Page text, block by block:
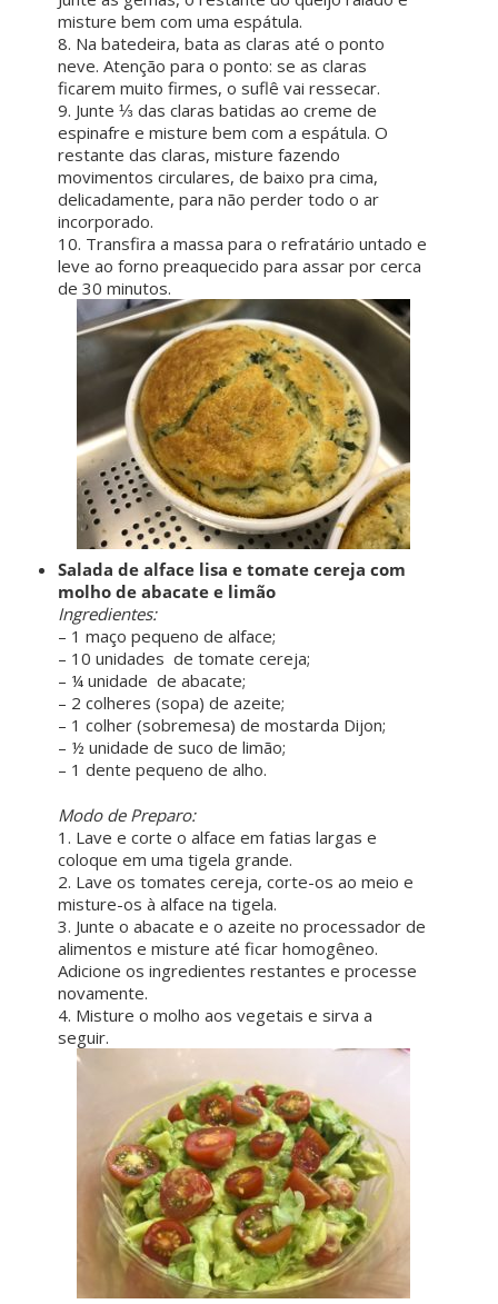
misture bem com uma espátula.
8. Na batedeira, bata as claras até o ponto
neve. Atenção para o ponto: se as claras
ficarem muito firmes, o suflê vai ressecar.
9. Junte ⅓ das claras batidas ao creme de
espinafre e misture bem com a espátula. O
restante das claras, misture fazendo
movimentos circulares, de baixo pra cima,
delicadamente, para não perder todo o ar
incorporado.
10. Transfira a massa para o refratário untado e
leve ao forno preaquecido para assar por cerca
de 30 minutos.
Salada de alface lisa e tomate cereja com
molho de abacate e limão
Ingredientes:
– 1 maço pequeno de alface;
– 10 unidades de tomate cereja;
– ¼ unidade de abacate;
– 2 colheres (sopa) de azeite;
– 1 colher (sobremesa) de mostarda Dijon;
– ½ unidade de suco de limão;
– 1 dente pequeno de alho.
Modo de Preparo:
1. Lave e corte o alface em fatias largas e
coloque em uma tigela grande.
2. Lave os tomates cereja, corte-os ao meio e
misture-os à alface na tigela.
3. Junte o abacate e o azeite no processador de
alimentos e misture até ficar homogêneo.
Adicione os ingredientes restantes e processe
novamente.
4. Misture o molho aos vegetais e sirva a
seguir.